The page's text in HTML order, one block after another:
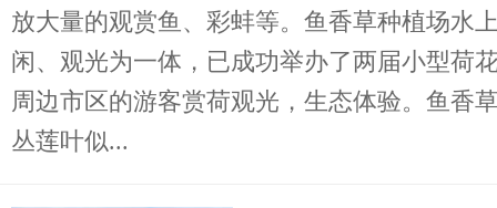
放大量的观赏鱼、彩蚌等。鱼香草种植场水
闲、观光为一体，已成功举办了两届小型荷
周边市区的游客赏荷观光，生态体验。鱼香
丛莲叶似...